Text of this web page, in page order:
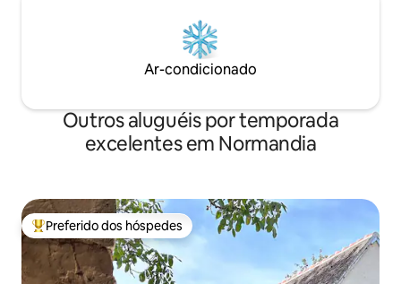
Ar-condicionado
Outros aluguéis por temporada
excelentes em Normandia
Entre os melhores preferidos dos hóspedes
Preferido dos hóspedes